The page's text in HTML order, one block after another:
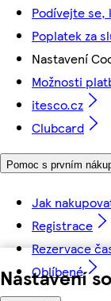
Nastavení
Podívejte
Poplatek za
Nastavení
Možnosti
itesco.cz
Clubcard
Pomoc s prvním
Jak
Registrace
Rezervace
Oblíbené